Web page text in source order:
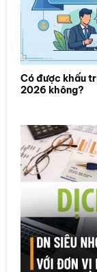
Có được khấu
2026 không?